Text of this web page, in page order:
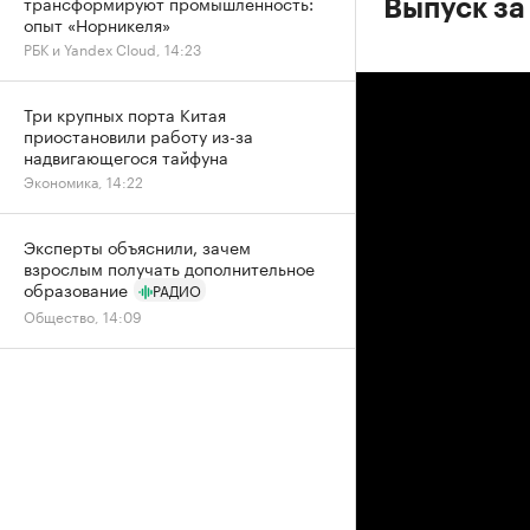
Выпуск
опыт «Норникеля»
РБК и Yandex Cloud, 14:23
Три крупных порта Китая
приостановили работу из-за
надвигающегося тайфуна
Экономика, 14:22
Эксперты объяснили, зачем
взрослым получать дополнительное
образование
РАДИО
Общество, 14:09